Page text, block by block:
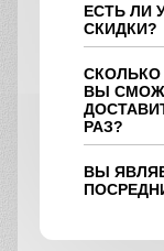
ЕСТЬ ЛИ
СКИДКИ?
СКОЛЬКО
ВЫ
РАЗ?
ВЫ